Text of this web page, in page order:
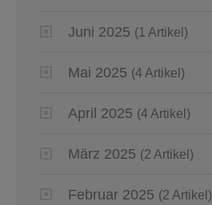
Juni 2025 (1 Artikel)
Mai 2025 (4 Artikel)
April 2025 (4 Artikel)
März 2025 (2 Artikel)
Februar 2025 (2 Artikel)